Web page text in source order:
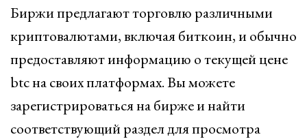
Биржи предлагают торговлю различными
криптовалютами, включая биткоин, и обычно
предоставляют информацию о текущей цене
btc на своих платформах. Вы можете
зарегистрироваться на бирже и найти
соответствующий раздел для просмотра